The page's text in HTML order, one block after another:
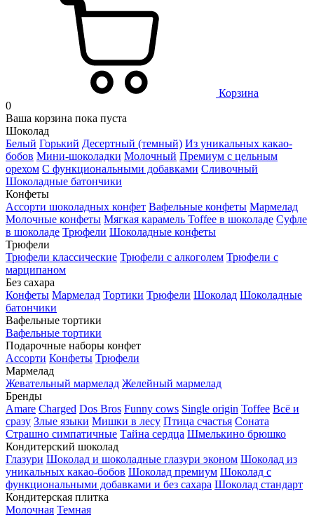
Корзина
0
Ваша корзина пока пуста
Шоколад
Белый Горький Десертный (темный) Из уникальных какао-
бобов Мини-шоколадки Молочный Премиум с цельным
орехом С функциональными добавками Сливочный
Шоколадные батончики
Конфеты
Ассорти шоколадных конфет Вафельные конфеты Мармелад
Молочные конфеты Мягкая карамель Toffee в шоколаде Суфле
в шоколаде Трюфели Шоколадные конфеты
Трюфели
Трюфели классические Трюфели с алкоголем Трюфели с
марципаном
Без сахара
Конфеты Мармелад Тортики Трюфели Шоколад Шоколадные
батончики
Вафельные тортики
Вафельные тортики
Подарочные наборы конфет
Ассорти Конфеты Трюфели
Мармелад
Жевательный мармелад Желейный мармелад
Бренды
Amare Charged Dos Bros Funny cows Single origin Toffee Всё и
сразу Злые языки Мишки в лесу Птица счастья Соната
Страшно симпатичные Тайна сердца Шмелькино брюшко
Кондитерский шоколад
Глазури Шоколад и шоколадные глазури эконом Шоколад из
уникальных какао-бобов Шоколад премиум Шоколад с
функциональными добавками и без сахара Шоколад стандарт
Кондитерская плитка
Молочная Темная